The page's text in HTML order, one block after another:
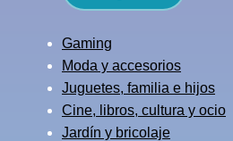
Gaming
Moda y accesorios
Juguetes, familia e hijos
Cine, libros, cultura y ocio
Jardín y bricolaje